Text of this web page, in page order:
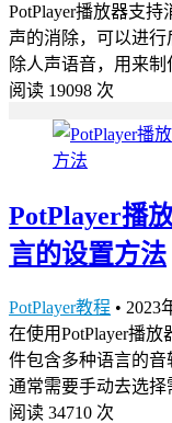
PotPlayer播放器支
声的消除，可以进
除人声语音，用来
阅读 19098 次
PotPlayer播
言的设置方法
PotPlayer教程 • 2023
在使用PotPlayer播
件包含多种语言的音
通常需要手动去选
阅读 34710 次